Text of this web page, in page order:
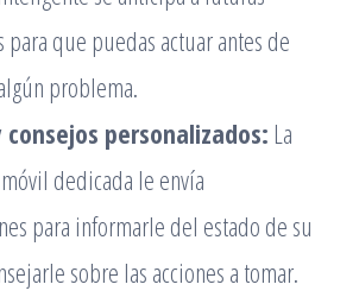
para que puedas actuar antes de
problema.
personalizados: La
dedicada le envía
para informarle del estado de su
sobre las acciones a tomar.